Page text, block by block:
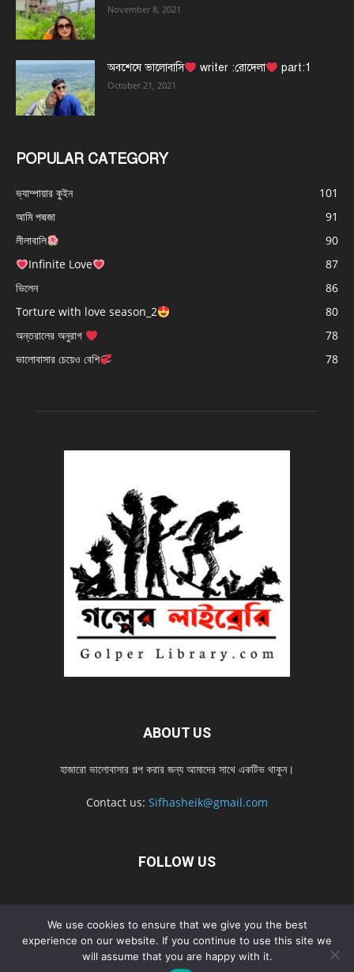
November 8, 2021
অবশেষে ভালোবাসি writer :রোদেলা part:1
October 21, 2021
POPULAR CATEGORY
ভ্যাম্পায়ার কুইন
101
আমি পদ্মজা
91
লীলাবালি
90
Infinite Love
87
ভিলেন
86
Torture with love season_2
80
অন্তরালের অনুরাগ
78
ভালোবাসার চেয়েও বেশি
78
ABOUT US
হাজারো ভালোবাসার গল্প করার জন্য আমাদের সাথে একটিভ থাকুন।
Contact us: Sifhasheik@gmail.com
FOLLOW US
Home Contact us Privacy Policy শ্রেনী
শ্রেনী – mobile
Home – mobile
নতুন সব গল্প নতুন সব গল্প – mobile
নতুন সব গল্প 2022
নতুন সব গল্প 2022 – mobile
We use cookies to ensure that we give you the best
experience on our website. If you continue to use this site we
will assume that you are happy with it.